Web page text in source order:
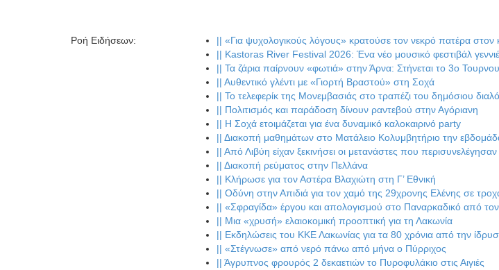
Ροή Ειδήσεων: || «Για ψυχολογικούς λόγους» κρατούσε τον νεκρό πατέρα στον
|| Kastoras River Festival 2026: Ένα νέο μουσικό φεστιβάλ
|| Τα ζάρια παίρνουν «φωτιά» στην Άρνα: Στήνεται το 3ο
|| Αυθεντικό γλέντι με «Γιορτή Βραστού» στη Σοχά
|| Το τελεφερίκ της Μονεμβασιάς στο τραπέζι του δημόσιου
|| Πολιτισμός και παράδοση δίνουν ραντεβού στην Αγόριανη
|| Η Σοχά ετοιμάζεται για ένα δυναμικό καλοκαιρινό party
|| Διακοπή μαθημάτων στο Ματάλειο Κολυμβητήριο την
|| Από Λιβύη είχαν ξεκινήσει οι μετανάστες που
|| Διακοπή ρεύματος στην Πελλάνα
|| Κλήρωσε για τον Αστέρα Βλαχιώτη στη Γ’ Εθνική
|| Οδύνη στην Απιδιά για τον χαμό της 29χρονης Ελένης σε
|| «Σφραγίδα» έργου και απολογισμού στο Παναρκαδικό από
|| Μια «χρυσή» ελαιοκομική προοπτική για τη Λακωνία
|| Εκδηλώσεις του ΚΚΕ Λακωνίας για τα 80 χρόνια από την
|| «Στέγνωσε» από νερό πάνω από μήνα ο Πύρριχος
|| Άγρυπνος φρουρός 2 δεκαετιών το Πυροφυλάκιο στις Αιγιές